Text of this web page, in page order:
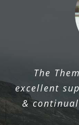
The
excellent
&